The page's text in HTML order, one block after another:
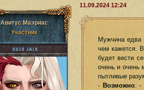
11.09.2024 12:24
Авитус Маэриас
Участник
Мужчина едва
чем кажется.
будет вести
очень и очень
пытливые
- Возможно. -